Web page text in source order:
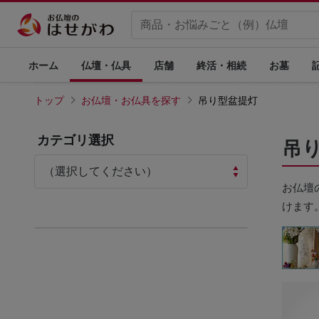
ホーム 仏壇・仏具 店舗 終活・相続 お墓
トップ お仏壇・お仏具を探す 吊り型盆提灯
吊
お仏壇
けます
カテゴリ選択